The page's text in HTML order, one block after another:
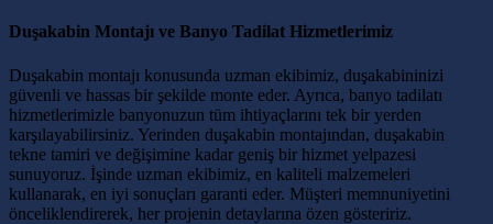
Duşakabin Montajı ve Banyo Tadilat Hizmetlerimiz
Duşakabin montajı konusunda uzman ekibimiz, duşakabininizi
güvenli ve hassas bir şekilde monte eder. Ayrıca, banyo tadilatı
hizmetlerimizle banyonuzun tüm ihtiyaçlarını tek bir yerden
karşılayabilirsiniz. Yerinden duşakabin montajından, duşakabin
tekne tamiri ve değişimine kadar geniş bir hizmet yelpazesi
sunuyoruz. İşinde uzman ekibimiz, en kaliteli malzemeleri
kullanarak, en iyi sonuçları garanti eder. Müşteri memnuniyetini
önceliklendirerek, her projenin detaylarına özen gösteririz.